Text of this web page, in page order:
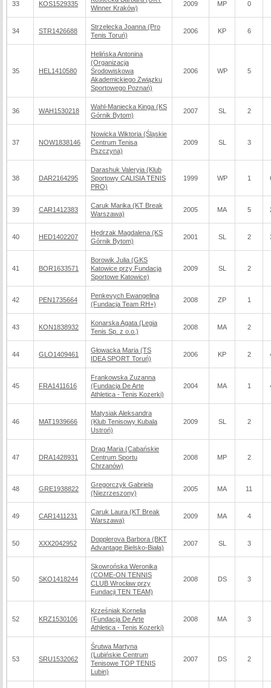
33 KOS1529335
Winner Kraków)
2009 MP 0
34 STR1426688
Strzelecka Joanna (Pro
Tenis Toruń)
2006 KP 6
35 HEL1410580
Helińska Antonina
(Organizacja
Środowiskowa
Akademickiego Związku
Sportowego Poznań)
2006 WP 5
36 WAH1530218
Wahl-Maniecka Kinga (KS
Górnik Bytom)
2007 SL 2
37 NOW1838146
Nowicka Wiktoria (Śląskie
Centrum Tenisa
Pszczyna)
2009 SL 3
38 DAR2164295
Darashuk Valeryia (Klub
Sportowy CALISIA TENIS
PRO)
1999 WP 1
39 CAR1412383
Caruk Marika (KT Break
Warszawa)
2005 MA 5
40 HED1402207
Hędrzak Magdalena (KS
Górnik Bytom)
2001 SL 2
41 BOR1633571
Borowik Julia (GKS
Katowice przy Fundacja
Sportowe Katowice)
2009 SL 2
42 PEN1735664
Penkevych Ewangelina
(Fundacja Team RH+)
2008 ZP 1
43 KON1838932
Konarska Agata (Legia
Tenis Sp. z o.o.)
2008 MA 2
44 GLO1409461
Głowacka Maria (TS
IDEA SPORT Toruń)
2006 KP 2
45 FRA1411616
Frankowska Zuzanna
(Fundacja De Arte
Athletica - Tenis Kozerki)
2004 MA 1
46 MAT1939666
Matysiak Aleksandra
(Klub Tenisowy Kubala
Ustroń)
2009 SL 2
47 DRA1428931
Drąg Maria (Cabańskie
Centrum Sportu
Chrzanów)
2008 MP 2
48 GRE1938822
Gregorczyk Gabriela
(Niezrzeszony)
2005 MA 11
49 CAR1411231
Caruk Laura (KT Break
Warszawa)
2009 MA 4
50 XXX2042952
Dopplerova Barbora (BKT
Advantage Bielsko-Biała)
2007 SL 3
50 SKO1418244
Skowrońska Weronika
(COME-ON TENNIS
CLUB Wrocław przy
Fundacji TEN TEAM)
2008 DS 3
52 KRZ1530106
Krześniak Kornelia
(Fundacja De Arte
Athletica - Tenis Kozerki)
2008 MA 3
53 SRU1532062
Śrutwa Martyna
(Lubińskie Centrum
Tenisowe TOP TENIS
Lubin)
2007 DS 2